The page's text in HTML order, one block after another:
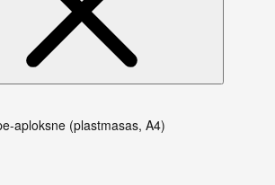
aploksne (plastmasas, A4)